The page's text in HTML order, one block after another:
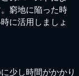
窮地に陥った時
に活用しましょ
少し時間がかかり